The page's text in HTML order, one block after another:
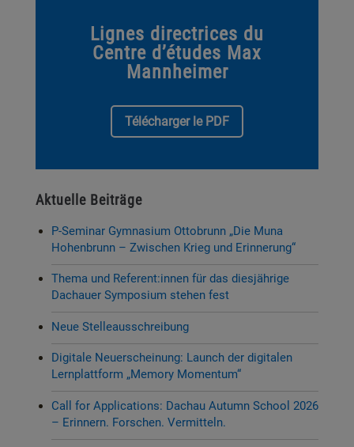
Lignes directrices du
Centre d’études Max
Mannheimer
Télécharger le PDF
Aktuelle Beiträge
P-Seminar Gymnasium Ottobrunn „Die Muna
Hohenbrunn – Zwischen Krieg und Erinnerung“
Thema und Referent:innen für das diesjährige
Dachauer Symposium stehen fest
Neue Stelleausschreibung
Digitale Neuerscheinung: Launch der digitalen
Lernplattform „Memory Momentum“
Call for Applications: Dachau Autumn School 2026
– Erinnern. Forschen. Vermitteln.